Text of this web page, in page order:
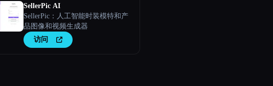
SellerPic AI
SellerPic：人工智能时装模特和产
品图像和视频生成器
访问